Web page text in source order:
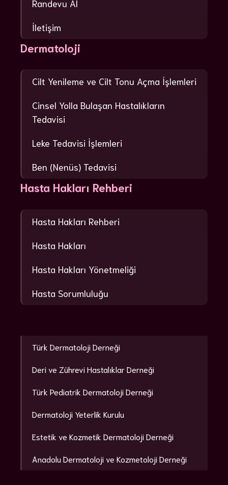
Randevu Al
İletişim
Dermatoloji
Cilt Yenileme ve Cilt Tonu Açma İşlemleri
Cinsel Yolla Bulaşan Hastalıkların
Tedavisi
Leke Tedavisi İşlemleri
Ben (Nenüs) Tedavisi
Hasta Hakları Rehberi
Hasta Hakları Rehberi
Hasta Hakları
Hasta Hakları Yönetmeliği
Hasta Sorumluluğu
Türk Dermatoloji Derneği
Deri ve Zührevi Hastalıklar Derneği
Türk Pediatrik Dermatoloji Derneği
Dermatoloji Yeterlik Kurulu
Estetik ve Kozmetik Dermatoloji Derneği
Anadolu Dermatoloji ve Kozmetoloji Derneği